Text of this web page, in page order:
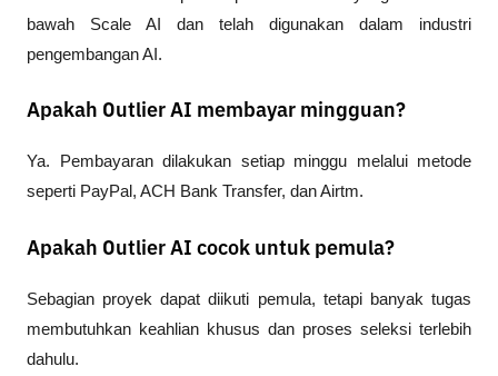
bawah Scale AI dan telah digunakan dalam industri
pengembangan AI.
Apakah Outlier AI membayar mingguan?
Ya. Pembayaran dilakukan setiap minggu melalui metode
seperti PayPal, ACH Bank Transfer, dan Airtm.
Apakah Outlier AI cocok untuk pemula?
Sebagian proyek dapat diikuti pemula, tetapi banyak tugas
membutuhkan keahlian khusus dan proses seleksi terlebih
dahulu.